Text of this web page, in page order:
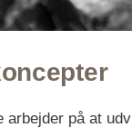
arbejder på at